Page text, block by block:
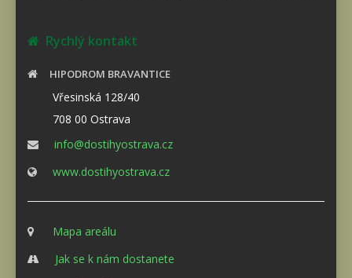
Rychlý kontakt
HIPODROM BRAVANTICE
Vřesinská 128/40
708 00 Ostrava
info@dostihyostrava.cz
www.dostihyostrava.cz
Mapa areálu
Jak se k nám dostanete